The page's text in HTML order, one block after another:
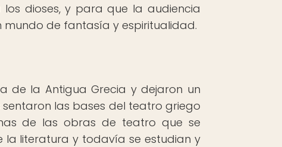
dioses, y para que la audiencia
mundo de fantasía y espiritualidad.
de la Antigua Grecia y dejaron un
las bases del teatro griego
de las obras de teatro que se
la literatura y todavía se estudian y